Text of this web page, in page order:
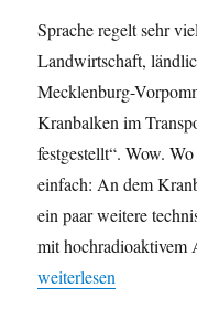
Sprache regelt sehr
Landwirtschaft,
Mecklenburg-
Kranbalken im
festgestellt“. Wow.
einfach: An dem
ein paar weitere
mit
„Hochradioaktiv:
weiterlesen